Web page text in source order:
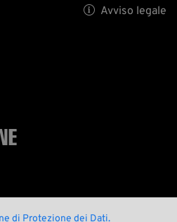
di Protezione dei Dati.
 Avviso legale